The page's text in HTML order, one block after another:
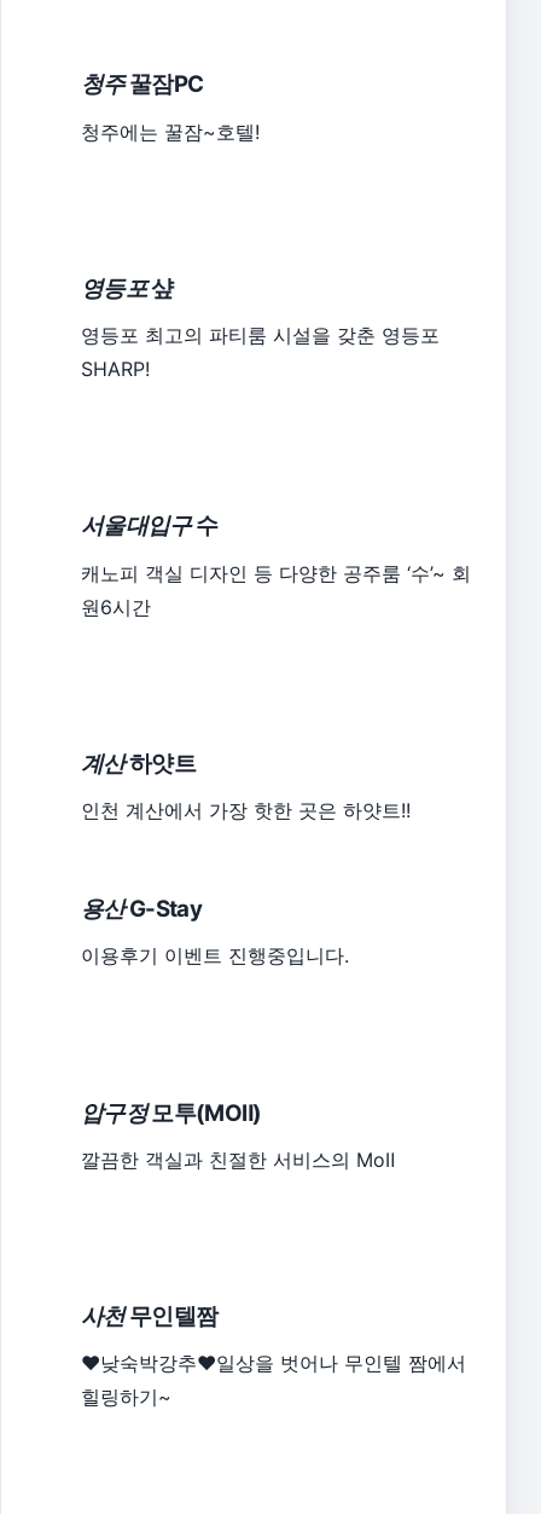
청주꿀잠PC
청주에는 꿀잠~호텔!
영등포샾
영등포 최고의 파티룸 시설을 갖춘 영등포
SHARP!
서울대입구수
캐노피 객실 디자인 등 다양한 공주룸 ‘수’~ 회
원6시간
계산하얏트
인천 계산에서 가장 핫한 곳은 하얏트!!
용산G-Stay
이용후기 이벤트 진행중입니다.
압구정모투(MOⅡ)
깔끔한 객실과 친절한 서비스의 MoⅡ
사천무인텔짬
♥낮숙박강추♥일상을 벗어나 무인텔 짬에서
힐링하기~